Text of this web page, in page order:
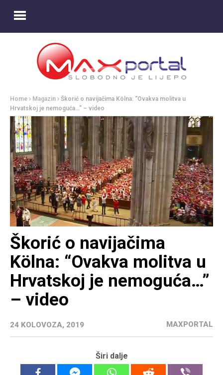
Home Magazin
Škorić o navijačima Kölna: “Ovakva molitva u
Hrvatskoj je nemoguća…” – video
Škorić o navijačima
Kölna: “Ovakva molitva u
Hrvatskoj je nemoguća…”
– video
24 KOLOVOZA, 2019 MAXPORTAL
Širi dalje